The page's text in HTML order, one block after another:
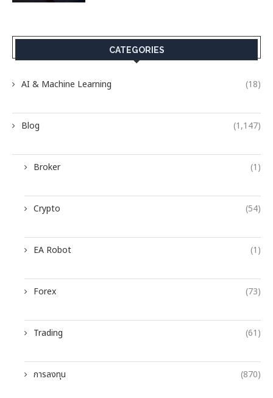
CATEGORIES
AI & Machine Learning (18)
Blog (1,147)
Broker (1)
Crypto (54)
EA Robot (1)
Forex (73)
Trading (61)
การลงทุน (870)